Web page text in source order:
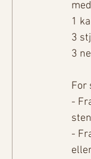
med
1
3
3
For
-
sten
-